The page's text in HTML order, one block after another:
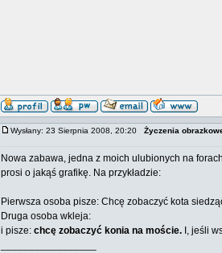
Wysłany: 23 Sierpnia 2008, 20:20 Życzenia
Nowa zabawa, jedna z moich ulubionych na
prosi o jakąś grafikę. Na przykładzie:
Pierwsza osoba pisze: Chcę zobaczyć kota
Druga osoba wkleja:
i pisze: chcę zobaczyć konia na moście. I, jeśli